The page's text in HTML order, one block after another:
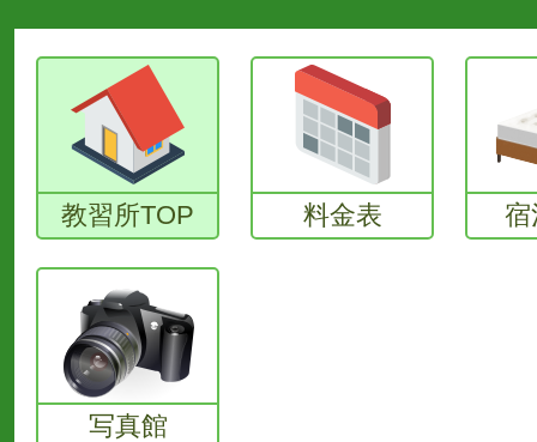
教習所TOP 料金表 宿
写真館